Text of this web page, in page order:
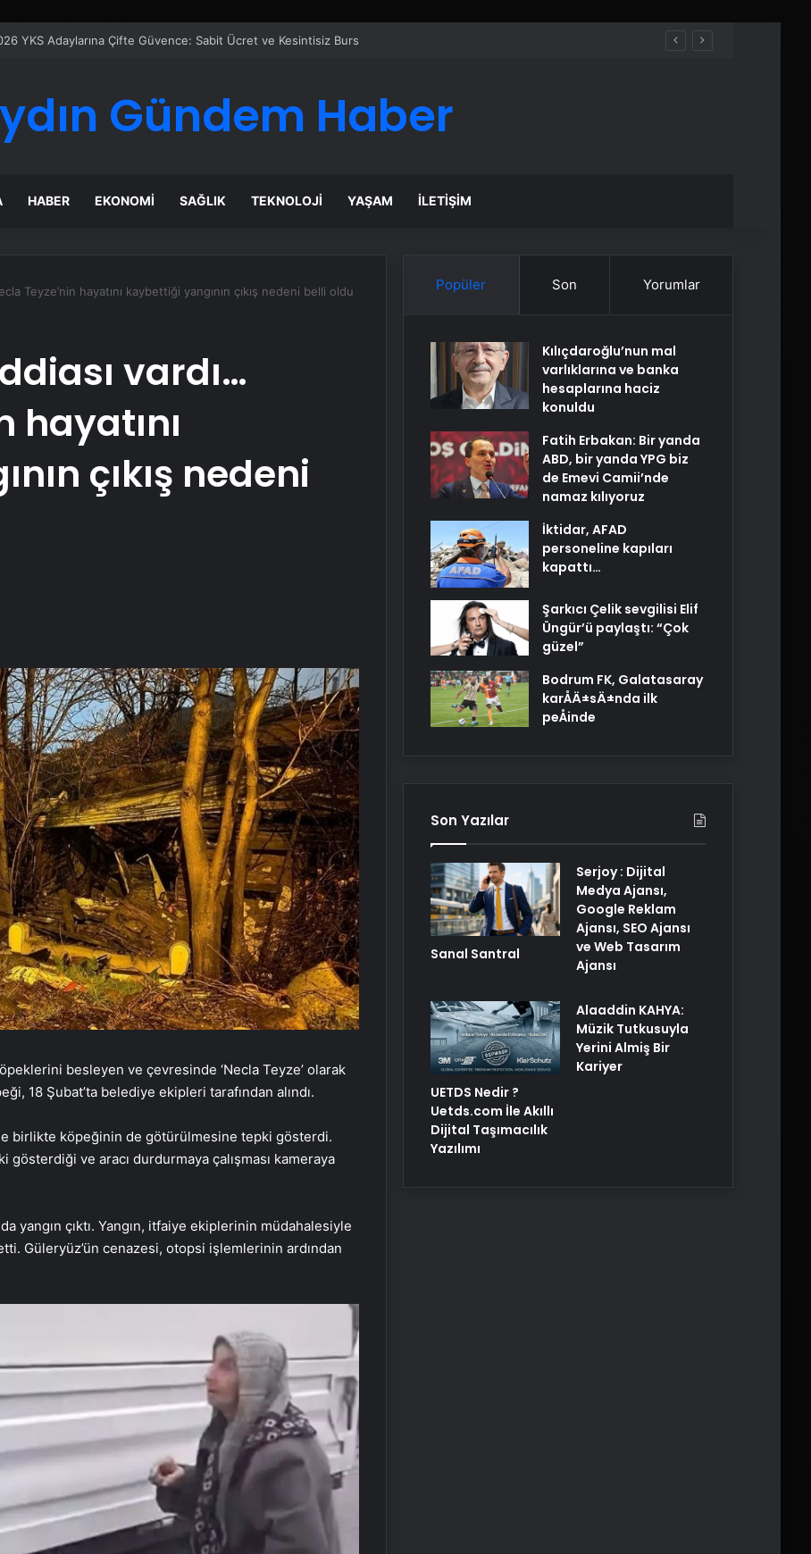
Gündem Haber
HABER EKONOMI SAĞLIK TEKNOLOJI YAŞAM İLETIŞIM
Teyze’nin hayatını kaybettiği yangının çıkış nedeni belli oldu
vardı…
hayatını
çıkış nedeni
besleyen ve çevresinde ‘Necla Teyze’ olarak
18 Şubat’ta belediye ekipleri tarafından alındı.
birlikte köpeğinin de götürülmesine tepki gösterdi.
ve aracı durdurmaya çalışması kameraya
yangın çıktı. Yangın, itfaiye ekiplerinin müdahalesiyle
Güleryüz’ün cenazesi, otopsi işlemlerinin ardından
Popüler Son Yorumlar
Kılıçdaroğlu’nun mal
varlıklarına ve banka
hesaplarına haciz
konuldu
Fatih Erbakan: Bir yanda
ABD, bir yanda YPG biz
de Emevi Camii’nde
namaz kılıyoruz
İktidar, AFAD
personeline kapıları
kapattı…
Şarkıcı Çelik sevgilisi Elif
Üngür’ü paylaştı: “Çok
güzel”
Bodrum FK, Galatasaray
karÅÄ±sÄ±nda ilk
peÅinde
Son Yazılar
Sanal Santral
Serjoy : Dijital
Medya Ajansı,
Google Reklam
Ajansı, SEO Ajansı
ve Web Tasarım
Ajansı
UETDS Nedir ?
Uetds.com İle Akıllı
Dijital Taşımacılık
Yazılımı
Alaaddin KAHYA:
Müzik Tutkusuyla
Yerini Almiş Bir
Kariyer